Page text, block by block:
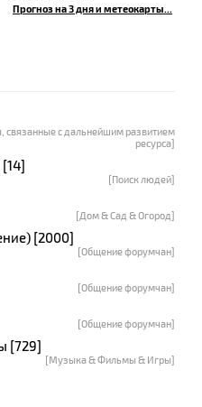
Прогноз на 3 дня и метеокарты...
связанные с дальнейшим развитием
ресурса]
[Поиск людей]
[Дом & Сад & Огород]
[2000]
[Общение форумчан]
[Общение форумчан]
[Общение форумчан]
[729]
[Музыка & Фильмы & Игры]